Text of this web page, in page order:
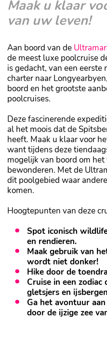
Maak u klaar
van uw leven!
Aan boord van de
de meest luxe poolcruise
is gedacht, van een eerste
charter naar
boord en het grootste
poolcruises.
Deze fascinerende
al het moois dat de
heeft. Maak u klaar voor
want tijdens deze
mogelijk van boord om
bewonderen. Met de
dit poolgebied waar
komen.
Hoogtepunten van deze
Spot iconisch
en rendieren.
Maak gebruik van
wordt niet donker!
Hike door de
Cruise in een
gletsjers en
Ga het avontuur
door de ijzige zee